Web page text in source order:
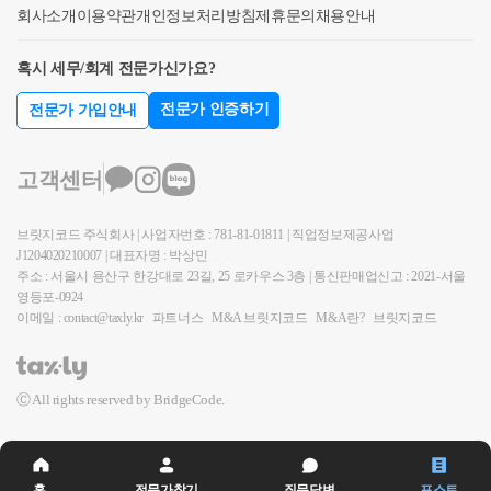
습니다.김태하 회계사는 LH 근무 경험을 통해 쌓은 공
더해, 고객의 개별 상황에 맞는 보상 세금과 절세방안
을 검토합니다.주요 상담 분야토지·주택·공장 등 공익
사업 보상 세금현금보상·채권보상·대토보상 비교보상
소득세 감면 및 자경농지 감면수용재결·공탁·보상금
상 시기 분산과 가족 전체의 절세구조 검토“세금은 계
산이 아니라 구조입니다.”보상계약서에 도장을 찍은
뒤 신고만 맡기는 것이 아니라, 계약 전에 고객에게 가
장 적합한 보상방법과 세금구조를 함께 고민하겠습니
(差額)을 공탁하여야 한다. 이 경우 보상금을 받을 자는
령할 수 없다.○ 공익사업을 위한 토지 등의 취득 및 보
상에 관한 법률 제45조【권리의 취득ㆍ소멸 및 제한】
권을 취득하며, 그 토지나 물건에 관한 다른 권리는 이
와 동시에 소멸한다.② 사업시행자는 사용의 개시일에
관한 다른 권리는 사용 기간 중에는 행사하지 못한다.
③ 토지수용위원회의 재결로 인정된 권리는 제1항 및
제2항에도 불구하고 소멸되거나 그 행사가 정지되지
아니한다.○ 민법 제487조【변제공탁의 요건, 효과】채
권자가 변제를 받지 아니하거나 받을 수 없는 때에는
변제자는 채권자를 위하여 변제의 목적물을 공탁하여
그 채무를 면할 수 있다. 변제자가 과실없이 채권자를
알 수 없는 경우에도 같다.○ 민법 제488조【공탁의 방
법】① 공탁은 채무이행지의 공탁소에 하여야 한다.②
취득자금이 남편통장에서 이체되어도, 이를 공동사업
이므로 증여로 보지 않는 사례도 있으니 참고하시길
체하는 경우가 많습니다.공동명의라고 하더라도 계약
독명의로 보는 것이 원칙입니다.다만 채무에 대한 원
리금 상환 등의 사실관계을 입증함에 따라 대응이 가
능합니다.&lt;3&gt; 국내, 해외 주식 등 금융상품 투자수
익의 자금출처 인정 여부국내주식의 경우 대부분의 증
권사에서 기간별 투자수익을 직관적으로 알 수 있도록
상품들은 투자수익을 파악하기가 어려울 수 있습니다.
증권사, 금융상품마다 금융상품 투자수익과 관련된 받
을 수 있는 자료는 모두 다르기 때문입니다.따라서 실
제로 발생한 투자수익을 입증하는 것이 가장 중요하
며,만약 입증하지 못하는 경우 안타깝지만, 정식 자금
출처로 인정받지 못합니다.투자수익에 대한 입증은 준
비할 수 있는 자료에 따라 달라지며, 세무조사를 대응
하는 세무사의 경험이 가장 중요한 항목입니다.&lt;4&
gt; 가공경비 계상 부분에 대한 종합소득세 및 가산세
증여세 조사 시 불필요한 오해를 방지하는 데 큰 도움
분담비율 설정 관련 문서도 함께 제공드릴 수 있습니
다. 저는 부동산 관련 세법, 경매학원 강의, 양도/상속/
증여 등에 대한 내용으로 블로그 운영 중입니다. 블로
시면 좋을 것 같습니다. 자세한 내용은 hwchoi1990@g
mail.com 또는 010-7667-8698 최지호 세무사로 연락 주
시면 답변드리겠습니다. 감사합니다.
차용증쓰고 무이자 가능할까요? 추후 기존주택 처분
인 아내분이 차용금액을 실제로 상환할 수 있는 지 여
부가 문제될 수 있기 때문입니다. 실질적으로 소득이
없는 자이며, 특수관계인이기에 돈을 빌려준다는 것을
만약 형식적인 요건과 실질적인 상환 요건, 상환 자금
자 차용한도로 차용증을 작성한 후 원금만 상환하면
차입관계를 구성할 수는 있습니다. 4. 아내 12억 출처
증빙을, 6억 비과세증여, 2억 차용(남편), 1.6억(신규주
택 보증금), 2.4억(아내돈, 17년 공동명의주택 매도자금
여세 신고를 통해 아내분의 자금으로 인정받을 수 있
을 것으로 판단됩니다. 차용금액과 종전 주택 처분대
련해서도 문제가 될 수 있는 사항이 있어 추가적으로
말씀드립니다. 승계하는 현세입자의 전세보증금은 결
회사소개 이용약관개인정보처리방침제휴문의 채용안내
혹시 세무/회계 전문가신가요?
전문가 가입안내 전문가 인증하기
고객센터
브릿지코드 주식회사 | 사업자번호 : 781-81-01811 | 직업정보제공사업
J1204020210007 | 대표자명 : 박상민
주소 : 서울시 용산구 한강대로 23길, 25 로카우스 3층 | 통신판매업신고 : 2021-서울
영등포-0924
이메일 : contact@taxly.kr
파트너스 M&A 브릿지코드 M&A란? 브릿지코드
Ⓒ All rights reserved by BridgeCode.